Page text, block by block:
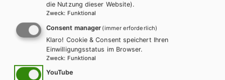
die Nutzung dieser Website).
Zweck: Funktional
Consent manager (immer erforderlich)
Klaro! Cookie & Consent speichert Ihren
Einwilligungsstatus im Browser.
Zweck: Funktional
YouTube